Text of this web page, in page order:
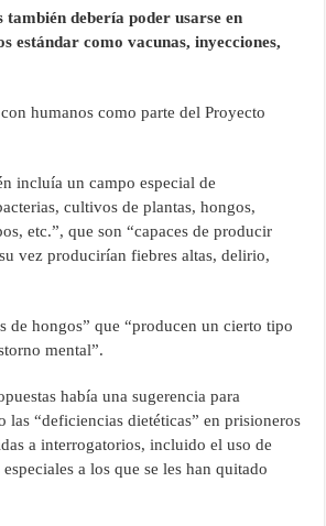
también debería poder usarse en
estándar como vacunas, inyecciones,
humanos como parte del Proyecto
incluía un campo especial de
cultivos de plantas, hongos,
etc.”, que son “capaces de producir
vez producirían fiebres altas, delirio,
de hongos” que “producen un cierto tipo
mental”.
había una sugerencia para
las “deficiencias dietéticas” en prisioneros
a interrogatorios, incluido el uso de
a los que se les han quitado